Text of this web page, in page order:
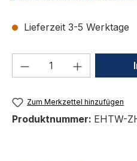
Lieferzeit 3-5 Werktage
Produkt Anzahl:
Zum Merkzettel hinzufügen
Produktnummer: EHTW-